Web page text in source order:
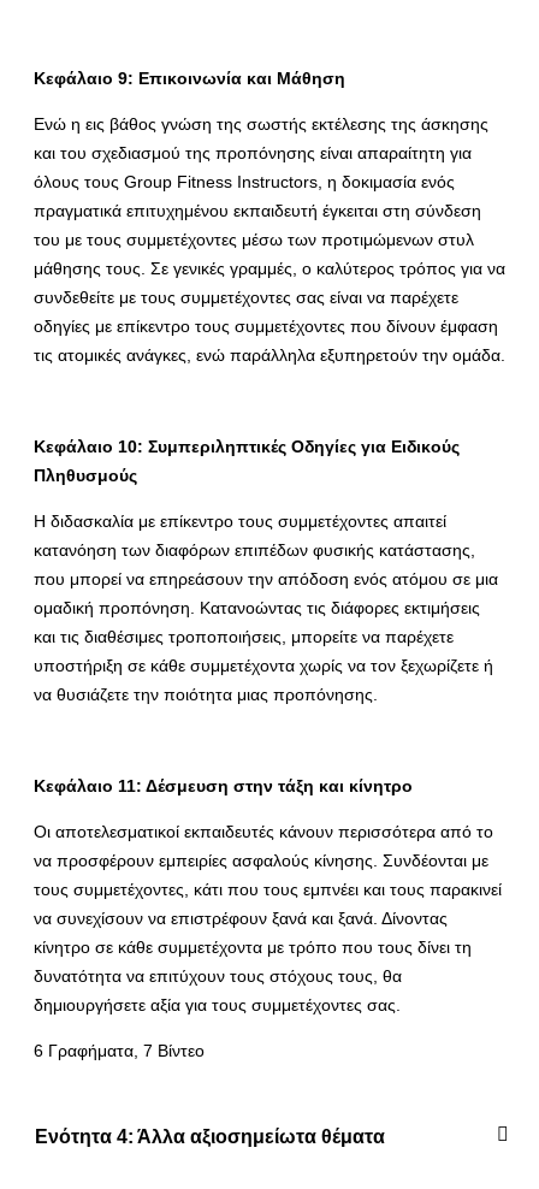
Κεφάλαιο 9: Επικοινωνία και Μάθηση
Ενώ η εις βάθος γνώση της σωστής εκτέλεσης της άσκησης
και του σχεδιασμού της προπόνησης είναι απαραίτητη για
όλους τους Group Fitness Instructors, η δοκιμασία ενός
πραγματικά επιτυχημένου εκπαιδευτή έγκειται στη σύνδεση
του με τους συμμετέχοντες μέσω των προτιμώμενων στυλ
μάθησης τους. Σε γενικές γραμμές, ο καλύτερος τρόπος για να
συνδεθείτε με τους συμμετέχοντες σας είναι να παρέχετε
οδηγίες με επίκεντρο τους συμμετέχοντες που δίνουν έμφαση
τις ατομικές ανάγκες, ενώ παράλληλα εξυπηρετούν την ομάδα.
Κεφάλαιο 10: Συμπεριληπτικές Οδηγίες για Ειδικούς
Πληθυσμούς
Η διδασκαλία με επίκεντρο τους συμμετέχοντες απαιτεί
κατανόηση των διαφόρων επιπέδων φυσικής κατάστασης,
που μπορεί να επηρεάσουν την απόδοση ενός ατόμου σε μια
ομαδική προπόνηση. Κατανοώντας τις διάφορες εκτιμήσεις
και τις διαθέσιμες τροποποιήσεις, μπορείτε να παρέχετε
υποστήριξη σε κάθε συμμετέχοντα χωρίς να τον ξεχωρίζετε ή
να θυσιάζετε την ποιότητα μιας προπόνησης.
Κεφάλαιο 11: Δέσμευση στην τάξη και κίνητρο
Οι αποτελεσματικοί εκπαιδευτές κάνουν περισσότερα από το
να προσφέρουν εμπειρίες ασφαλούς κίνησης. Συνδέονται με
τους συμμετέχοντες, κάτι που τους εμπνέει και τους παρακινεί
να συνεχίσουν να επιστρέφουν ξανά και ξανά. Δίνοντας
κίνητρο σε κάθε συμμετέχοντα με τρόπο που τους δίνει τη
δυνατότητα να επιτύχουν τους στόχους τους, θα
δημιουργήσετε αξία για τους συμμετέχοντες σας.
6 Γραφήματα, 7 Βίντεο
Ενότητα 4: Άλλα αξιοσημείωτα θέματα